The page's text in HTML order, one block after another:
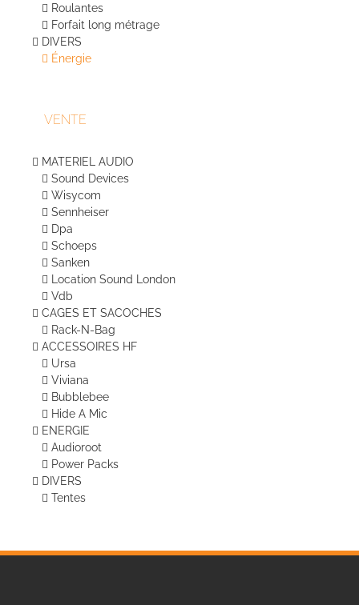
Roulantes
Forfait long métrage
DIVERS
Énergie
VENTE
MATERIEL AUDIO
Sound Devices
Wisycom
Sennheiser
Dpa
Schoeps
Sanken
Location Sound London
Vdb
CAGES ET SACOCHES
Rack-N-Bag
ACCESSOIRES HF
Ursa
Viviana
Bubblebee
Hide A Mic
ENERGIE
Audioroot
Power Packs
DIVERS
Tentes